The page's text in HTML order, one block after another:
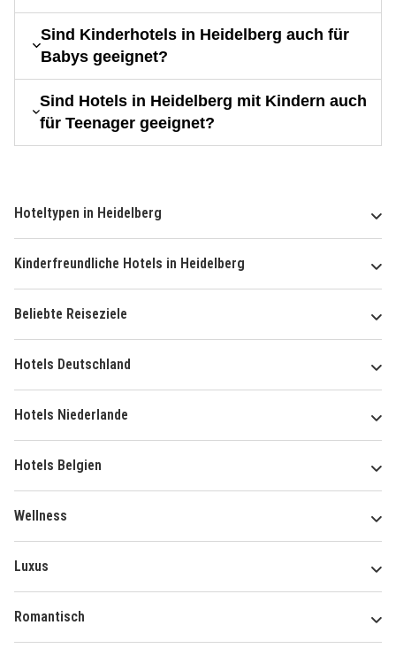
Sind Kinderhotels in Heidelberg auch für
Babys geeignet?
Sind Hotels in Heidelberg mit Kindern auch
für Teenager geeignet?
Hoteltypen in Heidelberg
Kinderfreundliche Hotels in Heidelberg
Beliebte Reiseziele
Hotels Deutschland
Hotels Niederlande
Hotels Belgien
Wellness
Luxus
Romantisch